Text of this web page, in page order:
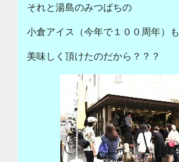
それと湯島のみつばちの
小倉アイス（今年で１００周年）も
美味しく頂けたのだから？？？